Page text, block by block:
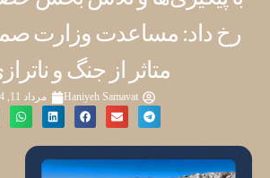
رخ داد: مساعدت وزارت
متاثر از جنگ‌‌ و
Haniyeh Samavat مرداد 11, 1404